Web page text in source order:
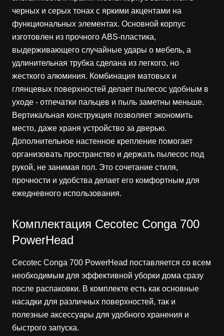
черных и серых тонах с яркими акцентами на
функциональных элементах. Основной корпус
изготовлен из прочного ABS-пластика,
выдерживающего случайные удары о мебель, а
удлинительная трубка сделана из легкого, но
жесткого алюминия. Комбинация матовых и
глянцевых поверхностей делает пылесос удобным в
уходе - отпечатки пальцев и пыль заметны меньше.
Вертикальная конструкция позволяет экономить
место, даже храня устройство за дверью.
Дополнительное настенное крепление помогает
организовать пространство и держать пылесос под
рукой, не занимая пол. Это сочетание стиля,
прочности и удобства делает его комфортным для
ежедневного использования.
Комплектация Cecotec Conga 700
PowerHead
Cecotec Conga 700 PowerHead поставляется со всем
необходимым для эффективной уборки дома сразу
после распаковки. В комплекте есть как основные
насадки для различных поверхностей, так и
полезные аксессуары для удобного хранения и
быстрого запуска.